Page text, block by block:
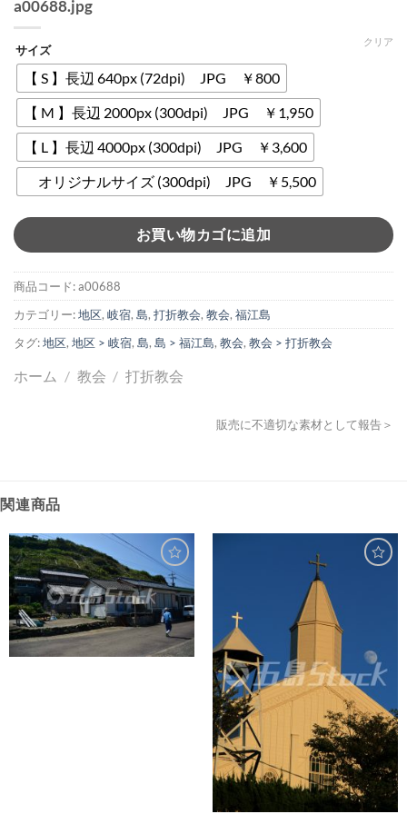
a00688.jpg
サイズ
【 S 】長辺 640px (72dpi) JPG ￥800
【 M 】長辺 2000px (300dpi) JPG ￥1,950
【 L 】長辺 4000px (300dpi) JPG ￥3,600
オリジナルサイズ (300dpi) JPG ￥5,500
クリア
お買い物カゴに追加
商品コード:a00688
カテゴリー:地区, 岐宿, 島, 打折教会, 教会, 福江島
タグ:地区, 地区 > 岐宿, 島, 島 > 福江島, 教会, 教会 > 打折教会
ホーム / 教会 / 打折教会
販売に不適切な素材として報告＞
関連商品